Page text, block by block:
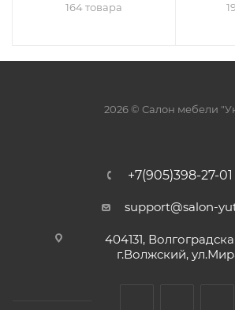
164 товара
2026 © Салон мебели
+7(905)398-27-01
support@salon-
404131,
г.Волжский,